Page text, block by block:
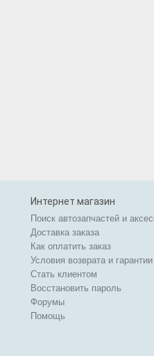
Интернет магазин
Поиск автозапчастей и
Доставка заказа
Как оплатить заказ
Условия возврата и гарантии
Стать клиентом
Восстановить пароль
Форумы
Помощь